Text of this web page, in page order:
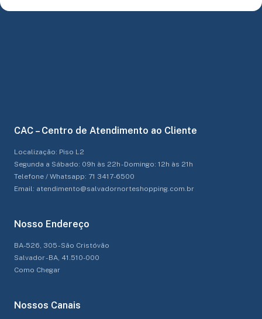
CAC – Centro de Atendimento ao Cliente
Localização: Piso L2
Segunda a Sábado: 09h às 22h - Domingo: 12h às 21h
Telefone / Whatsapp: 71 3417-6500
Email: atendimento@salvadornorteshopping.com.br
Nosso Endereço
BA-526, 305 - São Cristóvão
Salvador - BA, 41.510-000
Como Chegar
Nossos Canais